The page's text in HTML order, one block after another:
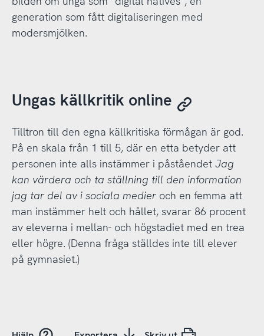
generation som fått digitaliseringen med
modersmjölken.
Ungas källkritik online
Tilltron till den egna källkritiska förmågan är god.
På en skala från 1 till 5, där en etta betyder att
personen inte alls instämmer i påståendet Jag
kan värdera och ta ställning till den information
jag tar del av i sociala medieroch en femma att
man instämmer helt och hållet, svarar 86 procent
av eleverna i mellan- och högstadiet med en trea
eller högre. (Denna fråga ställdes inte till elever
på gymnasiet.)